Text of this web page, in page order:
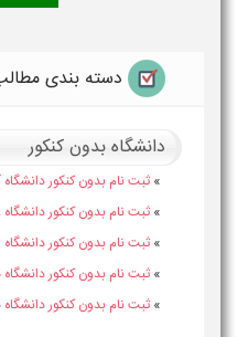
دسته بندی
دانشگاه بدون کنکور
» ثبت نام بدون کنکور دانشگاه
» ثبت نام بدون کنکور
» ثبت نام بدون کنکور دانشگاه
» ثبت نام بدون کنکور
»ثبت نام بدون کنکور